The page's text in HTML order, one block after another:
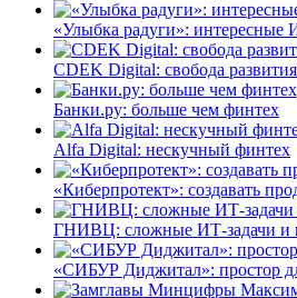
«Улыбка радуги»: интересные
CDEK Digital: свобода развития
Банки.ру: больше чем финтех
Alfa Digital: нескучный финтех
«Киберпротект»: создавать
ГНИВЦ: сложные ИТ‑задачи и
«СИБУР Диджитал»: простор